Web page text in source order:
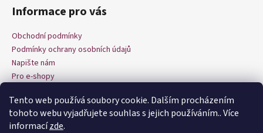
Tento web používá soubory cookie. Dalším procházením
tohoto webu vyjadřujete souhlas s jejich používáním.. Více
informacízde.
Informace pro vás
Obchodní podmínky
Podmínky ochrany osobních údajů
Napište nám
Pro e-shopy